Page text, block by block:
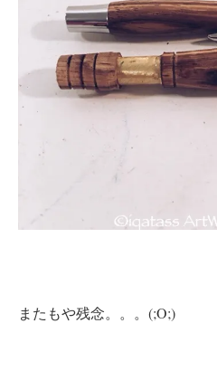
またもや残念。。。(;O;)